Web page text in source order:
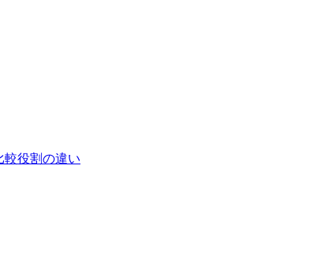
較役割の違い